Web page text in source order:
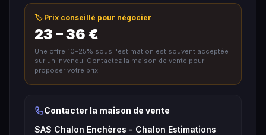
🏷️ Prix conseillé pour négocier
23 – 36 €
Une offre 10–25% sous l'estimation est souvent acceptée
sur un invendu. Contactez la maison de vente pour
proposer votre prix.
Contacter la maison de vente
SAS Chalon Enchères - Chalon Estimations